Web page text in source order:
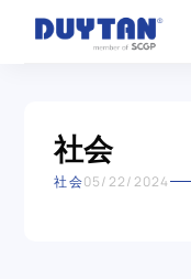
社会
社会05/22/2024